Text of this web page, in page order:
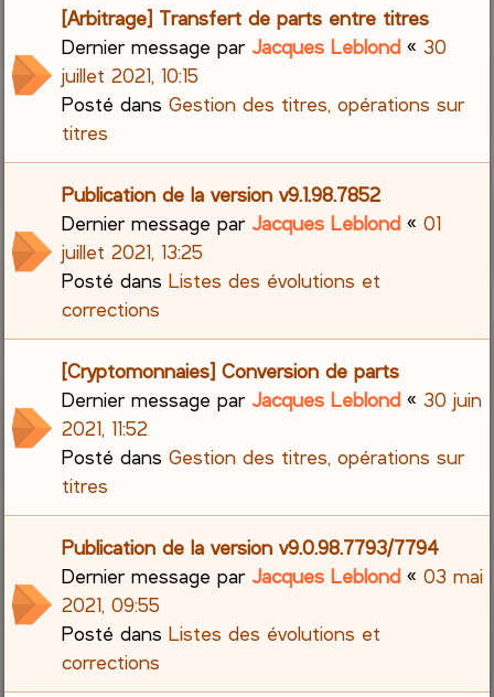
[Arbitrage] Transfert de parts entre titres
Dernier message parJacques Leblond «30
juillet 2021, 10:15
Posté dansGestion des titres, opérations sur
titres
Publication de la version v9.1.98.7852
Dernier message parJacques Leblond «01
juillet 2021, 13:25
Posté dansListes des évolutions et
corrections
[Cryptomonnaies] Conversion de parts
Dernier message parJacques Leblond «30 juin
2021, 11:52
Posté dansGestion des titres, opérations sur
titres
Publication de la version v9.0.98.7793/7794
Dernier message parJacques Leblond «03 mai
2021, 09:55
Posté dansListes des évolutions et
corrections